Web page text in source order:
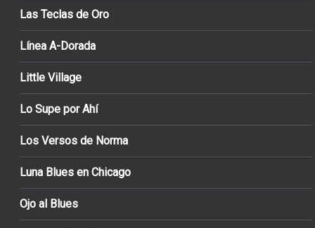
Las Teclas de Oro
Línea A-Dorada
Little Village
Lo Supe por Ahí
Los Versos de Norma
Luna Blues en Chicago
Ojo al Blues